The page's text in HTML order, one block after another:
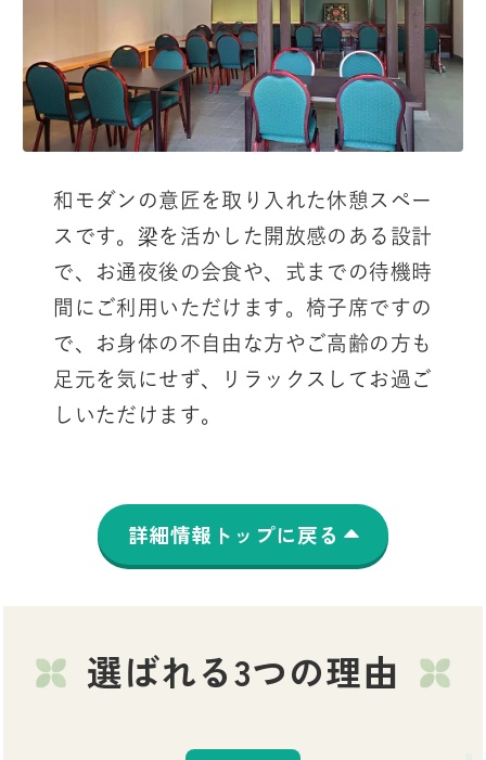
和モダンの意匠を取り入れた休憩スペー
スです。梁を活かした開放感のある設計
で、お通夜後の会食や、式までの待機時
間にご利用いただけます。椅子席ですの
で、お身体の不自由な方やご高齢の方も
足元を気にせず、リラックスしてお過ご
しいただけます。
詳細情報トップに戻る
選ばれる3つの理由